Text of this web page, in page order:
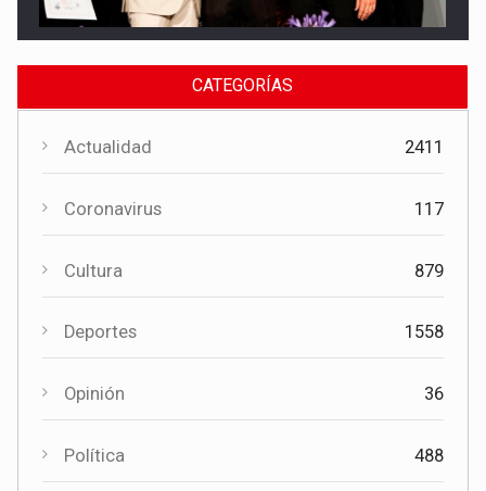
El Gobierno regional apoya el Certamen de Bandas de Mota
Cultura
El Certamen "Villa Cervantina" vuelve a situar a Mota del
CATEGORÍAS
Actualidad 2411
Coronavirus 117
Cultura 879
Deportes 1558
Opinión 36
Política 488